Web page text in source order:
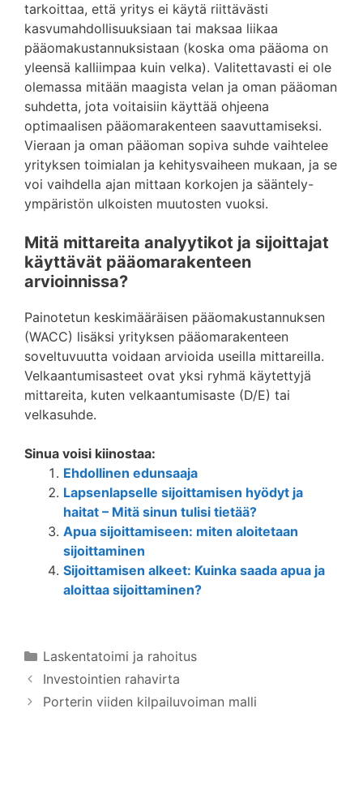
tarkoittaa, että yritys ei käytä riittävästi
kasvumahdollisuuksiaan tai maksaa liikaa
pääomakustannuksistaan (koska oma pääoma on
yleensä kalliimpaa kuin velka). Valitettavasti ei ole
olemassa mitään maagista velan ja oman pääoman
suhdetta, jota voitaisiin käyttää ohjeena
optimaalisen pääomarakenteen saavuttamiseksi.
Vieraan ja oman pääoman sopiva suhde vaihtelee
yrityksen toimialan ja kehitysvaiheen mukaan, ja se
voi vaihdella ajan mittaan korkojen ja sääntely-
ympäristön ulkoisten muutosten vuoksi.
Mitä mittareita analyytikot ja sijoittajat
käyttävät pääomarakenteen
arvioinnissa?
Painotetun keskimääräisen pääomakustannuksen
(WACC) lisäksi yrityksen pääomarakenteen
soveltuvuutta voidaan arvioida useilla mittareilla.
Velkaantumisasteet ovat yksi ryhmä käytettyjä
mittareita, kuten velkaantumisaste (D/E) tai
velkasuhde.
Sinua voisi kiinostaa:
Ehdollinen edunsaaja
Lapsenlapselle sijoittamisen hyödyt ja
haitat – Mitä sinun tulisi tietää?
Apua sijoittamiseen: miten aloitetaan
sijoittaminen
Sijoittamisen alkeet: Kuinka saada apua ja
aloittaa sijoittaminen?
Kategoriat
Laskentatoimi ja rahoitus
Investointien rahavirta
Porterin viiden kilpailuvoiman malli